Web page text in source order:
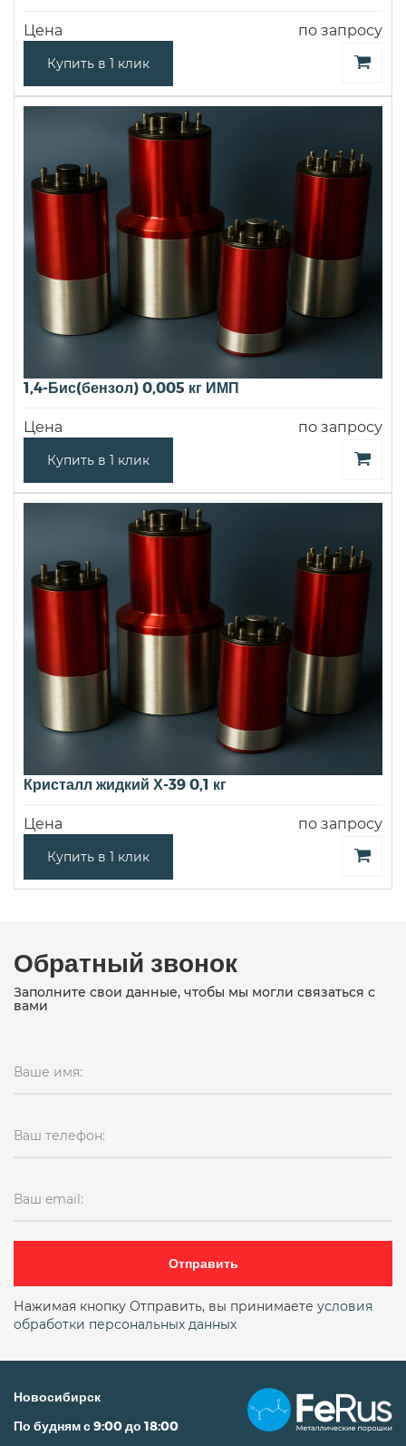
Цена по запросу
Купить в 1 клик
1,4-Бис(бензол) 0,005 кг ИМП
Цена по запросу
Купить в 1 клик
Кристалл жидкий Х-39 0,1 кг
Цена по запросу
Купить в 1 клик
Обратный звонок
Заполните свои данные, чтобы мы могли связаться с
вами
Ваше имя:
Ваш телефон:
Ваш email:
Отправить
Нажимая кнопку Отправить, вы принимаете условия
обработки персональных данных
Новосибирск
По будням с 9:00 до 18:00